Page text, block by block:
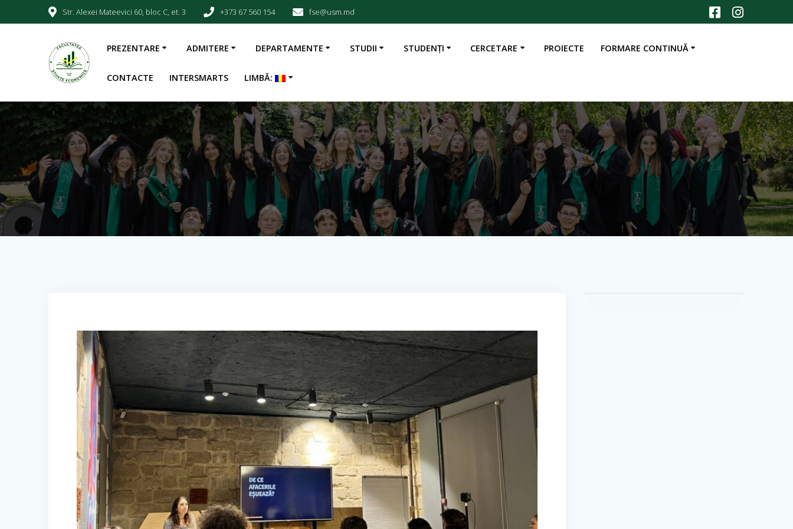
Str. Alexei Mateevici 60, bloc C, et. 3 +373 67 560 154 fse@usm.md
PREZENTARE ADMITERE DEPARTAMENTE STUDII STUDENȚI CERCETARE PROIECTE FORMARE CONTINUĂ
CONTACTE INTERSMARTS LIMBĂ: